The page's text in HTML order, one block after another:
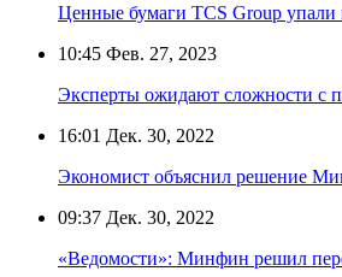
Ценные бумаги TCS Group упали
10:45 Фев. 27, 2023
Эксперты ожидают сложности с
16:01 Дек. 30, 2022
Экономист объяснил решение
09:37 Дек. 30, 2022
«Ведомости»: Минфин решил